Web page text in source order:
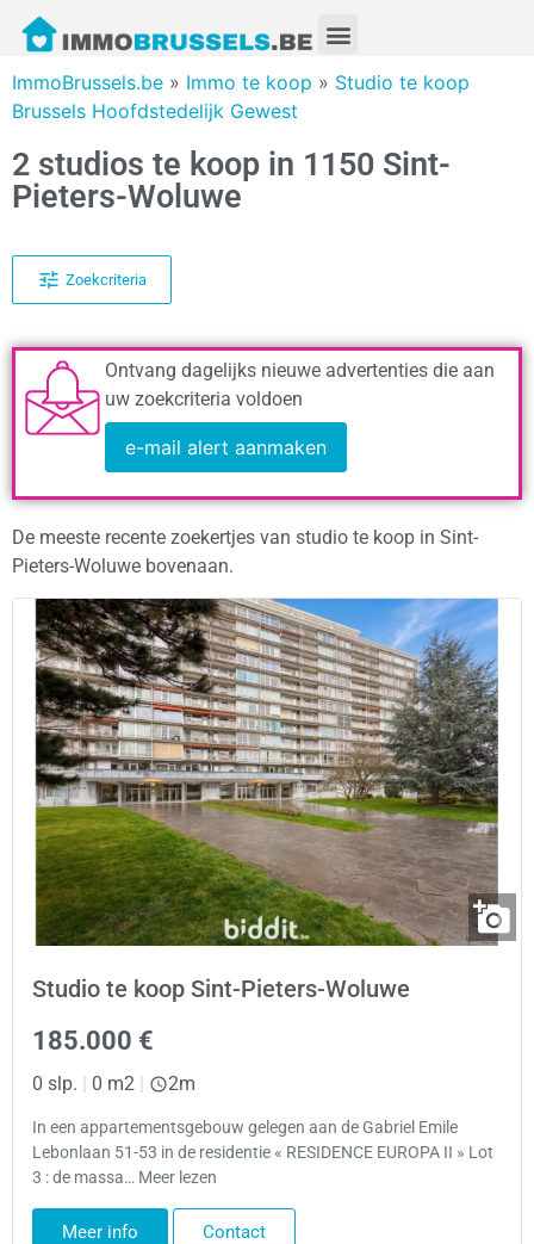
ImmoBrussels.be » Immo te koop » Studio te koop
Brussels Hoofdstedelijk Gewest
2 studios te koop in 1150 Sint-
Pieters-Woluwe
Zoekcriteria
Ontvang dagelijks nieuwe advertenties die aan
uw zoekcriteria voldoen
e-mail alert aanmaken
De meeste recente zoekertjes van studio te koop in Sint-
Pieters-Woluwe bovenaan.
Studio te koop Sint-Pieters-Woluwe
185.000 €
0 slp. | 0 m2 | 2m
In een appartementsgebouw gelegen aan de Gabriel Emile
Lebonlaan 51-53 in de residentie « RESIDENCE EUROPA II » Lot
3 : de massa… Meer lezen
Meer info Contact